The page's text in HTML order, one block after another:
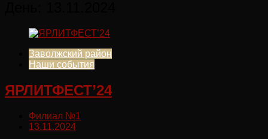
Заволжский район
Наши события
ЯРЛИТФЕСТ’24
Филиал №1
13.11.2024